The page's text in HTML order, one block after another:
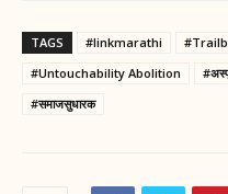
TAGS #linkmarathi
#Untouchability Abolition
#समाजसुधारक